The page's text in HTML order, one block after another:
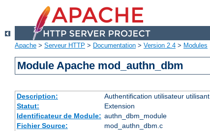
Apache > Serveur HTTP > Documentation > Version 2.4 > Modules
Module Apache mod_authn_dbm
Description:
Authentification utilisateur
Statut:
Extension
Identificateur de Module: authn_dbm_module
Fichier Source:
mod_authn_dbm.c